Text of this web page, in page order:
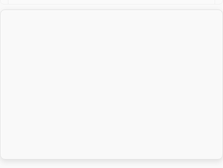
გადაცემათა კოლოფის ზეთი( კარობკის ზეთი)